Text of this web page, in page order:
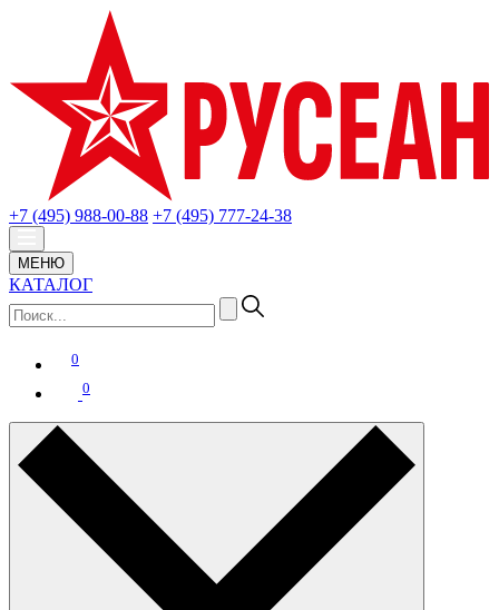
+7 (495) 988-00-88 +7 (495) 777-24-38
МЕНЮ
КАТАЛОГ
0
0